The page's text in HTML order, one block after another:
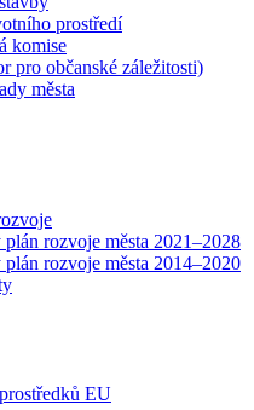
prostředí
komise
pro občanské záležitosti)
města
plán rozvoje města 2021–2028
plán rozvoje města 2014–2020
EU